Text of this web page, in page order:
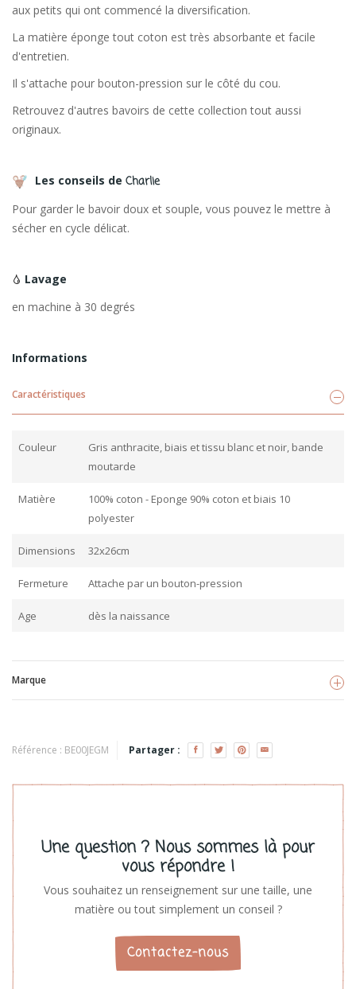
aux petits qui ont commencé la diversification.
La matière éponge tout coton est très absorbante et facile
d'entretien.
Il s'attache pour bouton-pression sur le côté du cou.
Retrouvez d'autres bavoirs de cette collection tout aussi
originaux.
Les conseils de Charlie
Pour garder le bavoir doux et souple, vous pouvez le mettre à
sécher en cycle délicat.
Lavage
en machine à 30 degrés
Informations
Caractéristiques
Couleur
Gris anthracite, biais et tissu blanc et noir, bande
moutarde
Matière
100% coton - Eponge 90% coton et biais 10
polyester
Dimensions 32x26cm
Fermeture Attache par un bouton-pression
Age dès la naissance
Marque
Voir les produits
Référence : BE00JEGM Partager :
Une question ? Nous sommes là pour
vous répondre !
Vous souhaitez un renseignement sur une taille, une
matière ou tout simplement un conseil ?
Contactez-nous